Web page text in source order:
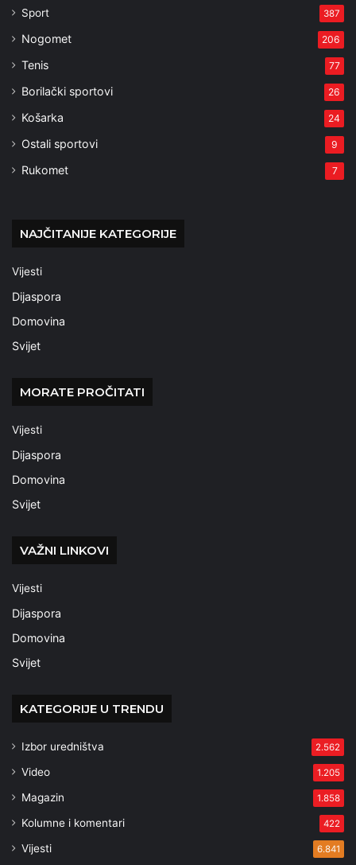
Sport 387
Nogomet 206
Tenis 77
Borilački sportovi 26
Košarka 24
Ostali sportovi 9
Rukomet 7
NAJČITANIJE KATEGORIJE
Vijesti
Dijaspora
Domovina
Svijet
MORATE PROČITATI
Vijesti
Dijaspora
Domovina
Svijet
VAŽNI LINKOVI
Vijesti
Dijaspora
Domovina
Svijet
KATEGORIJE U TRENDU
Izbor uredništva 2.562
Video 1.205
Magazin 1.858
Kolumne i komentari 422
Vijesti 6.841